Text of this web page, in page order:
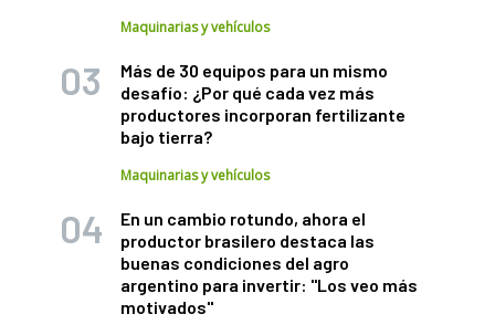
Maquinarias y vehículos
Más de 30 equipos para un mismo
desafío: ¿Por qué cada vez más
productores incorporan fertilizante
bajo tierra?
Maquinarias y vehículos
En un cambio rotundo, ahora el
productor brasilero destaca las
buenas condiciones del agro
argentino para invertir: "Los veo más
motivados"